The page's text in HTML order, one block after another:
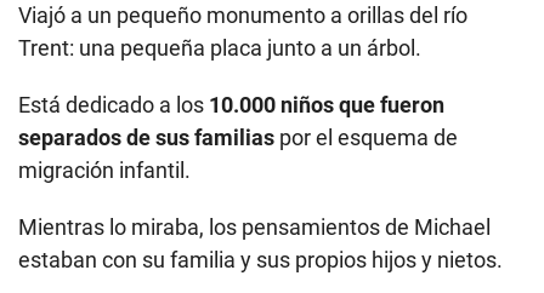
Viajó a un pequeño monumento a orillas del río
Trent: una pequeña placa junto a un árbol.
Está dedicado a los 10.000 niños que fueron
separados de sus familias por el esquema de
migración infantil.
Mientras lo miraba, los pensamientos de Michael
estaban con su familia y sus propios hijos y nietos.